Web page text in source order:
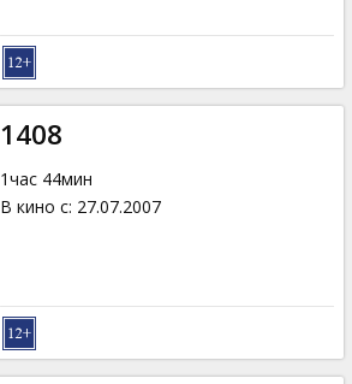
1408
1час 44мин
В кино с: 27.07.2007